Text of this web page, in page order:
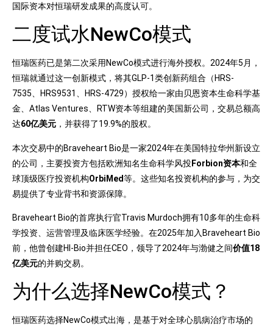
国际资本对恒瑞研发成果的高度认可。
二度试水NewCo模式
恒瑞医药已是第二次采用NewCo模式进行海外授权。2024年5月，
恒瑞就通过这一创新模式，将其GLP-1类创新药组合（HRS-
7535、HRS9531、HRS-4729）授权给一家由贝恩资本生命科学基
金、Atlas Ventures、RTW资本等组建的美国新公司，交易总额高
达60亿美元 ，并获得了19.9%的股权。
本次交易中的Braveheart Bio是一家2024年在美国特拉华州新设立
的公司，主要投资方包括欧洲知名生命科学风投Forbion资本和全
球顶级医疗投资机构OrbiMed等。这些知名投资机构的参与，为交
易提供了专业背书和资源保障。
Braveheart Bio的首席执行官Travis Murdoch拥有10多年的生命科
学投资、运营管理及临床医学经验。在2025年加入Braveheart Bio
前，他曾创建HI-Bio并担任CEO，领导了2024年与渤健之间价值18
亿美元的并购交易。
为什么选择NewCo模式？
恒瑞医药选择NewCo模式出海，是基于对全球心肌病治疗市场的